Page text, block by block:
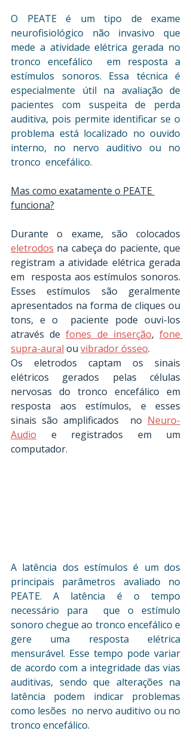
O PEATE é um tipo de exame
neurofisiológico não invasivo que
mede a atividade elétrica gerada no
tronco encefálico  em resposta a
estímulos sonoros. Essa técnica é
especialmente útil na avaliação de
pacientes com suspeita de perda
auditiva, pois permite identificar se o
problema está localizado no ouvido
interno, no nervo auditivo ou no
tronco  encefálico.
Mas como exatamente o PEATE
funciona?
eletrodos na cabeça do paciente, que
registram a atividade elétrica gerada
em  resposta aos estímulos sonoros.
Esses estímulos são geralmente
apresentados na forma de cliques ou
tons, e o  paciente pode ouvi-los
através de fones de inserção, fone
supra-aural ou vibrador ósseo.
Os eletrodos captam os sinais
elétricos gerados pelas células
nervosas do tronco encefálico em
resposta aos estímulos, e esses
sinais são amplificados  no Neuro-
Audio e registrados em um
computador.
A latência dos estímulos é um dos
principais parâmetros avaliado no
PEATE. A latência é o tempo
necessário para  que o estímulo
sonoro chegue ao tronco encefálico e
gere uma resposta elétrica
mensurável. Esse tempo pode variar
de acordo com a integridade das vias
auditivas, sendo que alterações na
latência podem indicar problemas
como lesões  no nervo auditivo ou no
tronco encefálico.